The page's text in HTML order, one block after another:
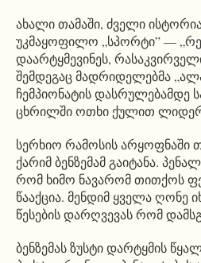
ახალი თამაში, ძველი
უკმაყოფილო „სპორტი” —
დაარტყმევინეს,
შემდეგაც მადრიდელებმა
ჩემპიონატის დასრულებამდე
ცხრილში ოთხი ქულით
სერხიო რამოსის არყოფნაში
ქარიმ ბენზემამ გაიტანა.
რომ ხიმო ნავარომ თითქოს
წააქცია. მენდიმ ყველა ღონე
წესების დარღვევას რომ
ბენზემას ზუსტი დარტყმის